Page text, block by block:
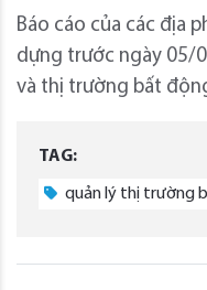
Báo cáo của các địa
dựng trước ngày 05/
và thị trường bất
TAG:
quản lý thị trường